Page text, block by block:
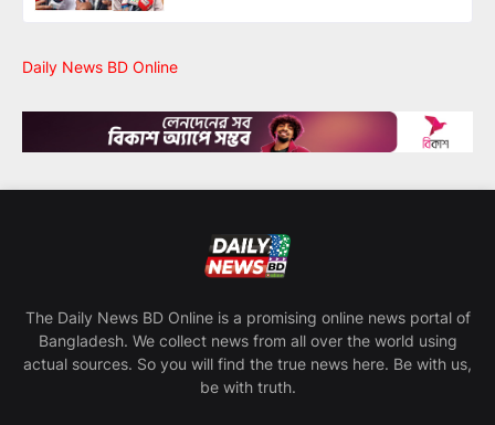
Daily News BD Online
The Daily News BD Online is a promising online news portal of
Bangladesh. We collect news from all over the world using
actual sources. So you will find the true news here. Be with us,
be with truth.